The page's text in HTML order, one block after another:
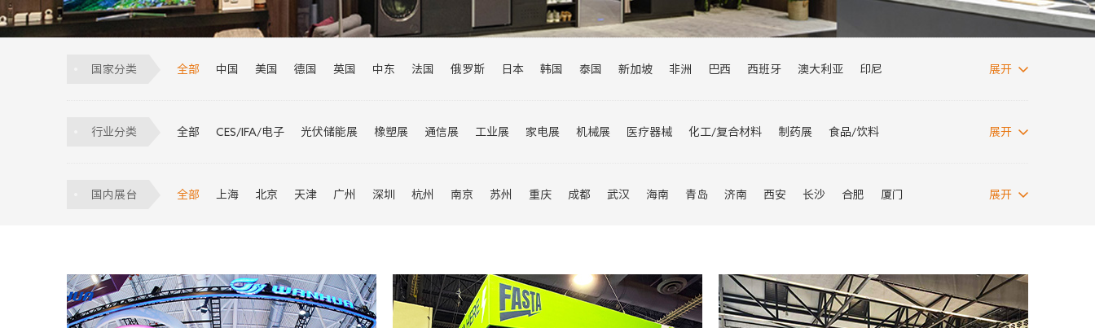
国家分类 全部 中国 美国 德国 英国 中东 法国 俄罗斯 日本 韩国 泰国 新加坡 非洲 巴西 西班牙 澳大利亚 印尼
葡萄牙 土耳其 比利时 匈牙利 加拿大 菲律宾
展开
行业分类 全部 CES/IFA/电子 光伏储能展 橡塑展 通信展 工业展 家电展 机械展 医疗器械 化工/复合材料 制药展 食品/饮料
服贸会 数博会 建筑展 食品饮料机械
展开
国内展台 全部 上海 北京 天津 广州 深圳 杭州 南京 苏州 重庆 成都 武汉 海南 青岛 济南 西安 长沙 合肥 厦门 展开